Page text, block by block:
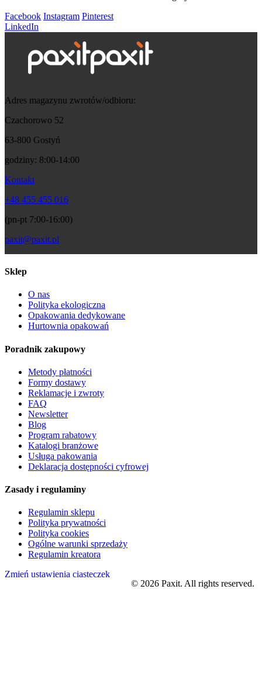
Facebook Instagram Pinterest
LinkedIn
Adres magazynu zwrotów/odbioru:
Czachorowo 52
63-800 Gostyń
godziny: 8:00-14:00
Kontakt
+48 455 455 016
(pn-pt 7:00-16:00)
paxit@paxit.pl
Sklep
O nas
Polityka ekologiczna
Opakowania dedykowane
Hurtownia opakowań
Poradnik zakupowy
Metody płatności
Formy dostawy
Reklamacje i zwroty
FAQ
Newsletter
Blog
Program rabatowy
Katalogi branżowe
Usługa pakowania
Deklaracja dostępności cyfrowej
Zasady i regulaminy
Regulamin sklepu
Polityka prywatności
Polityka cookies
Ogólne warunki sprzedaży
Regulamin kreatora
Zmień ustawienia ciasteczek
© 2026 Paxit. All rights reserved.